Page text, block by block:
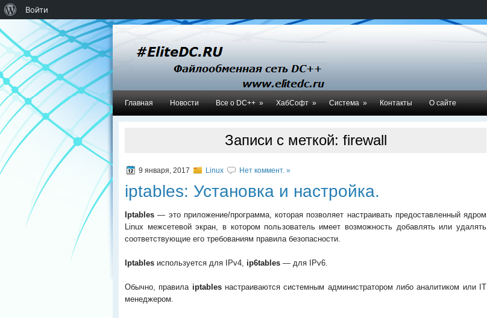
Главная Новости Все о DC++ » ХабСофт » Система » Контакты О сайте
Записи с меткой: firewall
9 января, 2017 Linux Нет коммент. »
iptables: Установка и настройка.
Iptables— это приложение/программа, которая позволяет настраивать предоставленный ядром
Linux межсетевой экран, в котором пользователь имеет возможность добавлять или удалять
соответствующие его требованиям правила безопасности.
Iptables используется для IPv4, ip6tables — для IPv6.
Обычно, правила iptablesнастраиваются системным администратором либо аналитиком или IT
менеджером.
WordPress
Войти